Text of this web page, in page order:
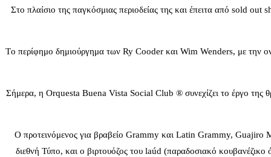
Στο πλαίσιο της παγκόσμιας περιοδείας της και έπειτα από sold
Tο περίφημο δημιούργημα των Ry Cooder και Wim Wenders, με την
Σήμερα, η Orquesta Buena Vista Social Club ® συνεχίζει το έργο της
Ο προτεινόμενος για βραβείο Grammy και Latin Grammy,
διεθνή Τύπο, και ο βιρτουόζος του laúd (παραδοσιακό κουβανέζικο